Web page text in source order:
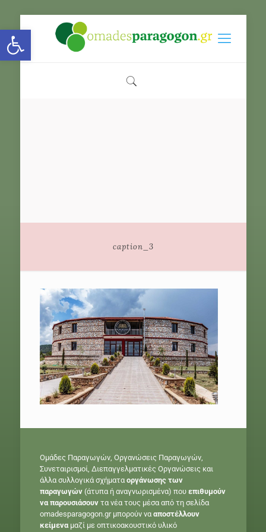
Open toolbar
caption_3
Ομάδες Παραγωγών, Οργανώσεις Παραγωγών,
Συνεταιρισμοί, Διεπαγγελματικές Οργανώσεις και
άλλα συλλογικά σχήματα οργάνωσης των
παραγωγών(άτυπα ή αναγνωρισμένα) που επιθυμούν
να παρουσιάσουντα νέα τους μέσα από τη σελίδα
omadesparagogon.gr μπορούν να αποστέλλουν
κείμεναμαζί με οπτικοακουστικό υλικό